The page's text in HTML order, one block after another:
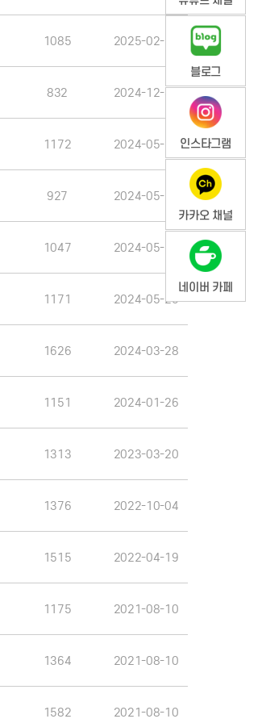
1085 2025-02-27
832 2024-12-31
1172 2024-05-20
927 2024-05-20
1047 2024-05-20
1171 2024-05-20
1626 2024-03-28
1151 2024-01-26
1313 2023-03-20
1376 2022-10-04
1515 2022-04-19
1175 2021-08-10
1364 2021-08-10
1582 2021-08-10
블로그
인스타그램
카카오 채널
네이버 카페